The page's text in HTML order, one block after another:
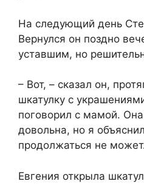
На следующий день
Вернулся он поздно
уставшим, но
– Вот, – сказал он,
шкатулку с
поговорил с мамой.
довольна, но я
продолжаться не
Евгения открыла